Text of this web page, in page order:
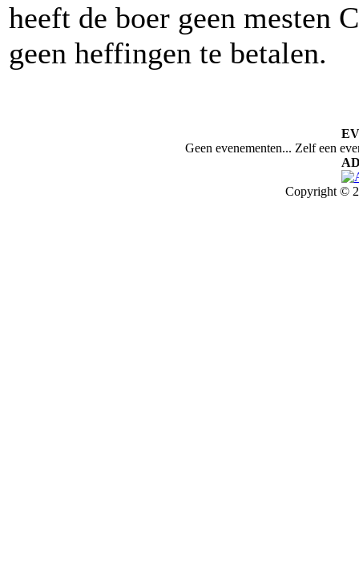
heeft de boer geen mesten
geen heffingen te betalen.
Geen evenementen... Zelf een
Copyright ©